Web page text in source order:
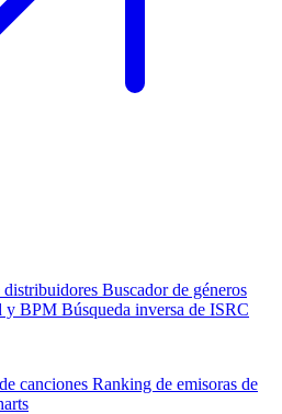
distribuidores Buscador de géneros
y BPM Búsqueda inversa de ISRC
canciones Ranking de emisoras de